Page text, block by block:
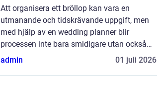
Att organisera ett bröllop kan vara en
utmanande och tidskrävande uppgift, men
med hjälp av en wedding planner blir
processen inte bara smidigare utan också
njutbar. Från att välja den perfekta platsen
admin 01 juli 2026